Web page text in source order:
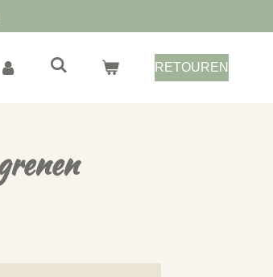
RETOUREN